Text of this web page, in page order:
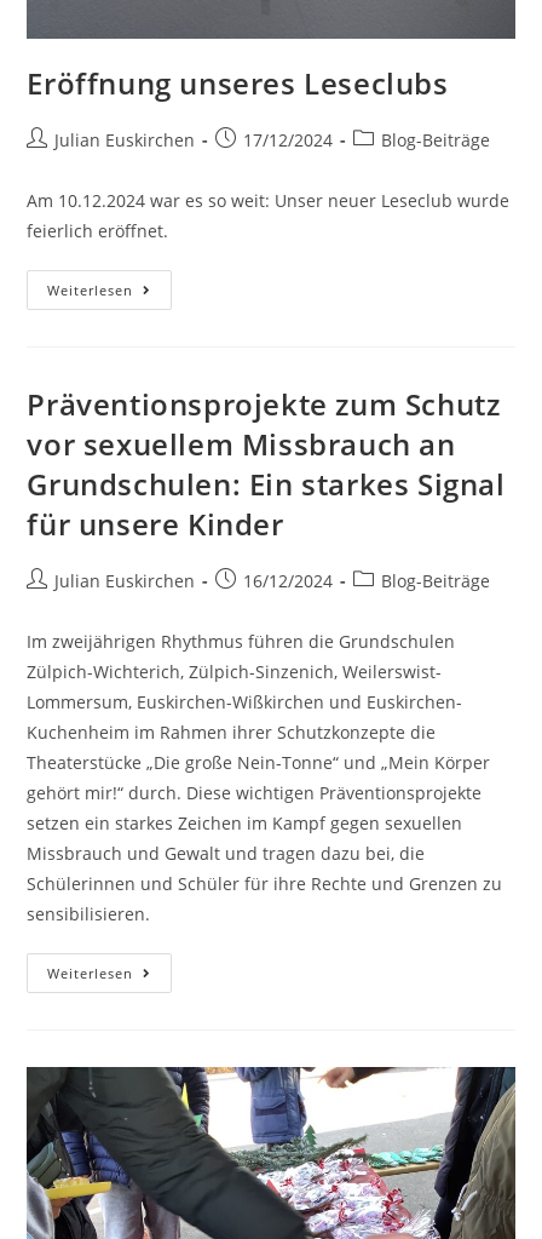
Eröffnung unseres Leseclubs
Julian Euskirchen 17/12/2024 Blog-Beiträge
Am 10.12.2024 war es so weit: Unser neuer Leseclub wurde
feierlich eröffnet.
Weiterlesen
Präventionsprojekte zum Schutz
vor sexuellem Missbrauch an
Grundschulen: Ein starkes Signal
für unsere Kinder
Julian Euskirchen 16/12/2024 Blog-Beiträge
Im zweijährigen Rhythmus führen die Grundschulen
Zülpich-Wichterich, Zülpich-Sinzenich, Weilerswist-
Lommersum, Euskirchen-Wißkirchen und Euskirchen-
Kuchenheim im Rahmen ihrer Schutzkonzepte die
Theaterstücke „Die große Nein-Tonne“ und „Mein Körper
gehört mir!“ durch. Diese wichtigen Präventionsprojekte
setzen ein starkes Zeichen im Kampf gegen sexuellen
Missbrauch und Gewalt und tragen dazu bei, die
Schülerinnen und Schüler für ihre Rechte und Grenzen zu
sensibilisieren.
Weiterlesen